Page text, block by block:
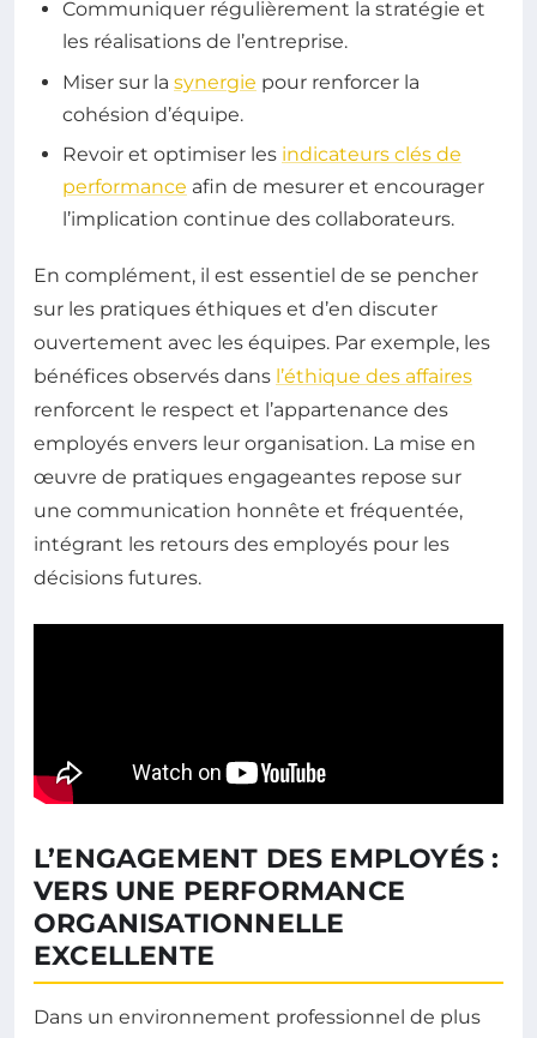
Communiquer régulièrement la stratégie et
les réalisations de l’entreprise.
Miser sur la synergie pour renforcer la
cohésion d’équipe.
Revoir et optimiser les indicateurs clés de
performance afin de mesurer et encourager
l’implication continue des collaborateurs.
En complément, il est essentiel de se pencher
sur les pratiques éthiques et d’en discuter
ouvertement avec les équipes. Par exemple, les
bénéfices observés dans l’éthique des affaires
renforcent le respect et l’appartenance des
employés envers leur organisation. La mise en
œuvre de pratiques engageantes repose sur
une communication honnête et fréquentée,
intégrant les retours des employés pour les
décisions futures.
L’ENGAGEMENT DES EMPLOYÉS :
VERS UNE PERFORMANCE
ORGANISATIONNELLE
EXCELLENTE
Dans un environnement professionnel de plus